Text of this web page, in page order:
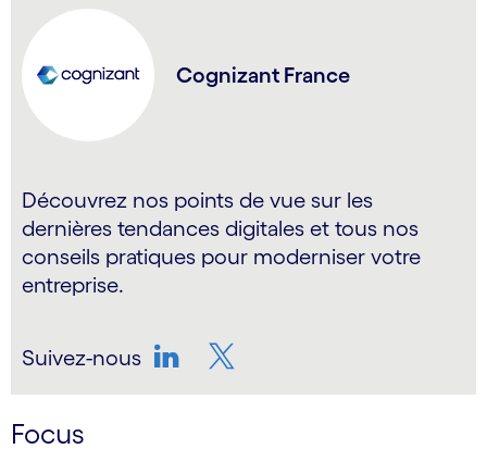
Cognizant France
Découvrez nos points de vue sur les
dernières tendances digitales et tous nos
conseils pratiques pour moderniser votre
entreprise.
Suivez-nous
Focus